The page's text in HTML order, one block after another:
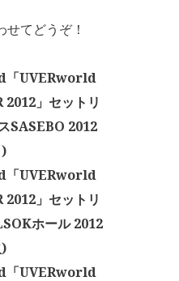
てどうぞ！
「UVERworld
」セットリ
SASEBO 2012
「UVERworld
」セットリ
ホール 2012
「UVERworld